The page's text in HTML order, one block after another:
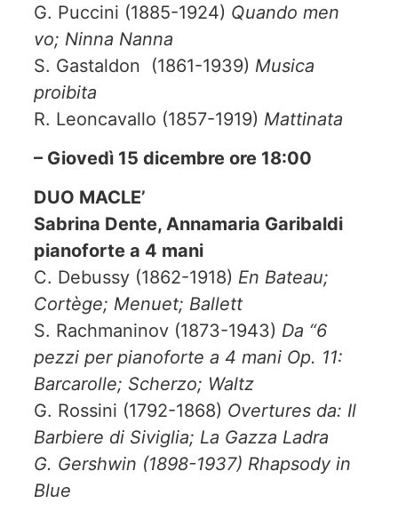
G. Puccini (1885-1924) Quando men
vo; Ninna Nanna
S. Gastaldon (1861-1939) Musica
proibita
R. Leoncavallo (1857-1919) Mattinata
– Giovedì 15 dicembre ore 18:00
DUO MACLE’
Sabrina Dente, Annamaria Garibaldi
pianoforte a 4 mani
C. Debussy (1862-1918) En Bateau;
Cortège; Menuet; Ballett
S. Rachmaninov (1873-1943) Da “6
pezzi per pianoforte a 4 mani Op. 11:
Barcarolle; Scherzo; Waltz
G. Rossini (1792-1868) Overtures da: Il
Barbiere di Siviglia; La Gazza Ladra
G. Gershwin (1898-1937) Rhapsody in
Blue